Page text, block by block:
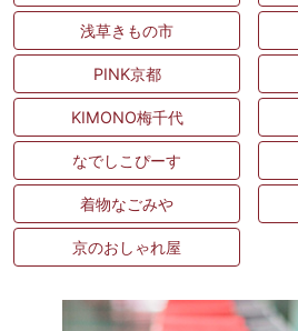
浅草きもの市
PINK京都
KIMONO梅千代
なでしこぴーす
着物なごみや
京のおしゃれ屋